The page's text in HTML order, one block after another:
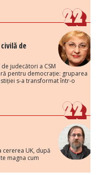
de
judecători a CSM
pentru democrație: gruparea
s-a transformat într-o
cererea UK, după
magna cum